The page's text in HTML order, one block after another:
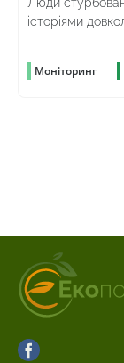
Люди
історіями
Моніторинг